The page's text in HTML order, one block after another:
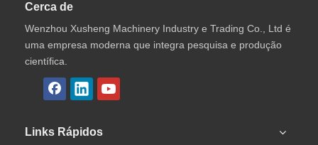
Cerca de
Wenzhou Xusheng Machinery Industry e Trading Co., Ltd é
uma empresa moderna que integra pesquisa e produção
científica.
Links Rápidos